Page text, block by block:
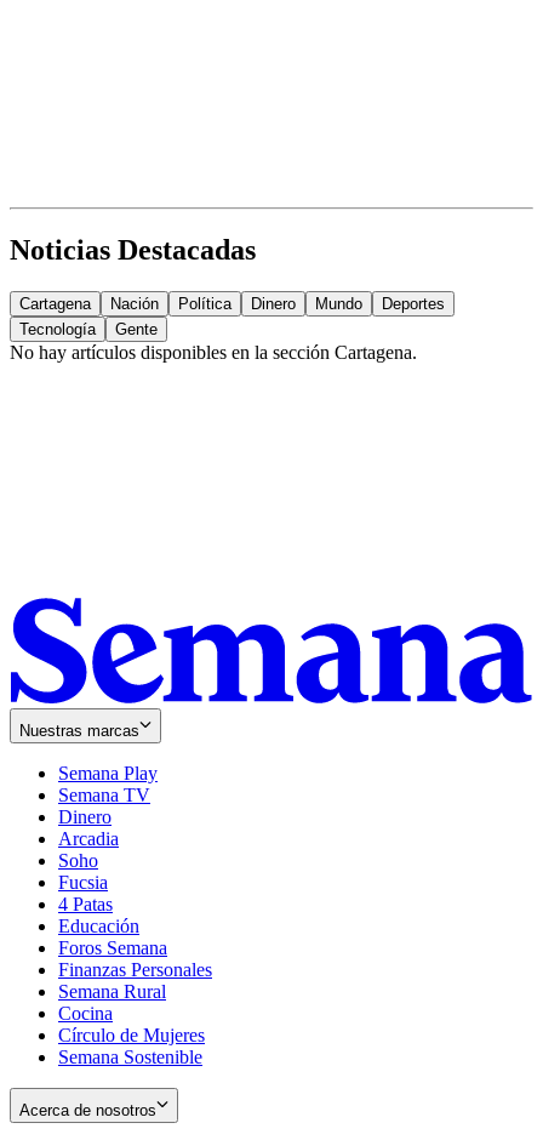
Noticias Destacadas
Cartagena Nación Política Dinero Mundo
Deportes
Tecnología
Gente
No hay artículos disponibles en la sección Cartagena.
Nuestras marcas
Semana Play
Semana TV
Dinero
Arcadia
Soho
in
new
window
Fucsia
in
new
window
4 Patas
Educación
Foros Semana
Finanzas Personales
Semana Rural
Cocina
Círculo de Mujeres
Semana Sostenible
Acerca de nosotros